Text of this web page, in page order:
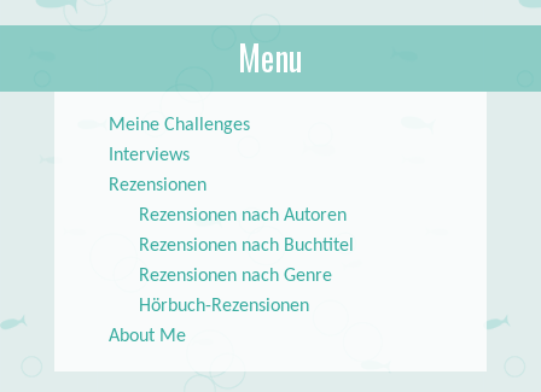
About Books
lilstar.de
Menu
Meine Challenges
Interviews
Rezensionen
Rezensionen nach Autoren
Rezensionen nach Buchtitel
Rezensionen nach Genre
Hörbuch-Rezensionen
About Me